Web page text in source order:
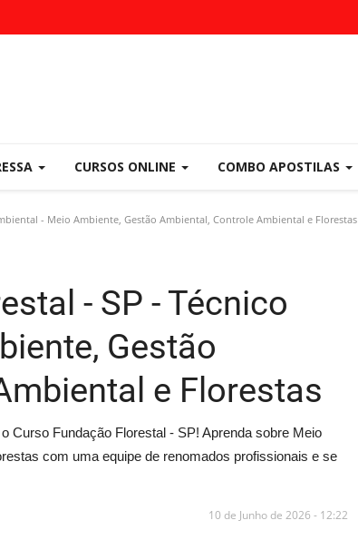
CURSOS ONLINE COMBO APOSTILAS
- Meio Ambiente, Gestão Ambiental, Controle Ambiental e Florestas
- SP - Técnico
Gestão
e Florestas
Curso Fundação Florestal - SP! Aprenda sobre Meio
com uma equipe de renomados profissionais e se
10 de Junho de 2026 - 12:22